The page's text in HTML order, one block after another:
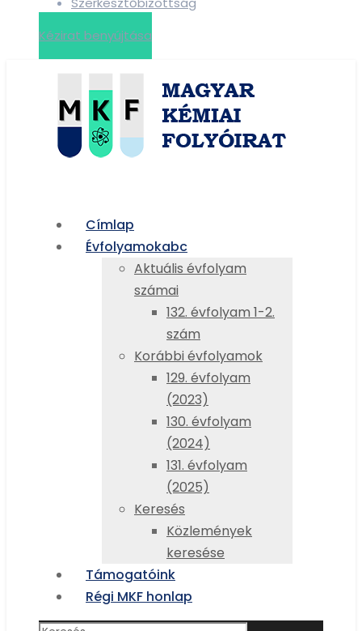
Kézirat benyújtása
Címlap
Évfolyamokabc
Aktuális évfolyam
számai
132. évfolyam 1-2.
szám
Korábbi évfolyamok
129. évfolyam
(2023)
130. évfolyam
(2024)
131. évfolyam
(2025)
Keresés
Közlemények
keresése
Támogatóink
Régi MKF honlap